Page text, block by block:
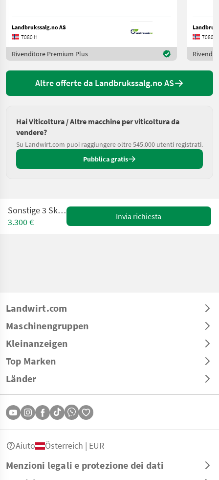
Landbrukssalg.no AS
7080 H
Rivenditore Premium Plus
7080 H
Altre offerte da Landbrukssalg.no AS
Hai Viticoltura / Altre macchine per viticoltura da
vendere?
Su Landwirt.com puoi raggiungere oltre 545.000 utenti registrati.
Pubblica gratis
Sonstige 3 Skjærs Plog
3.300 €
Invia richiesta
Landwirt.com
Maschinengruppen
Kleinanzeigen
Top Marken
Länder
Menzioni legali e protezione dei dati
Aiuto Österreich | EUR